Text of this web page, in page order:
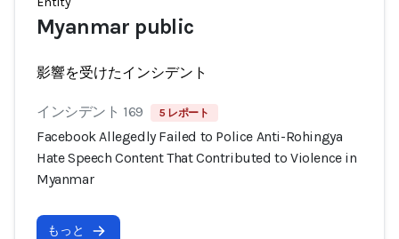
Myanmar public
影響を受けたインシデント
インシデント 169 5 レポート
Facebook Allegedly Failed to Police Anti-Rohingya
Hate Speech Content That Contributed to Violence in
Myanmar
もっと